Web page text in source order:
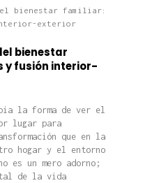
bienestar
y fusión interior-
la forma de ver el
lugar para
que en la
hogar y el entorno
un mero adorno;
de la vida